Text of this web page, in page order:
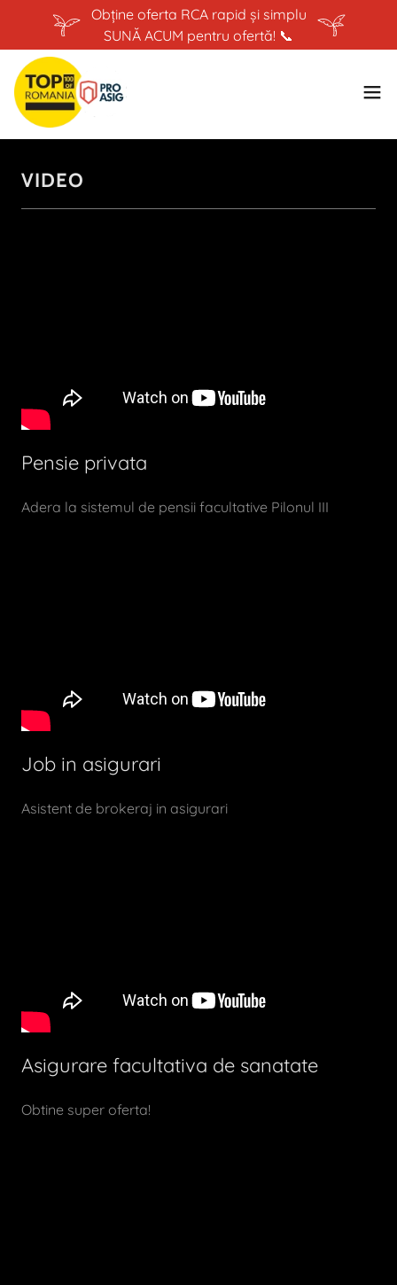
Obține oferta RCA rapid și simplu
SUNĂ ACUM pentru ofertă! 📞
VIDEO
Pensie privata
Adera la sistemul de pensii facultative Pilonul III
Job in asigurari
Asistent de brokeraj in asigurari
Asigurare facultativa de sanatate
Obtine super oferta!